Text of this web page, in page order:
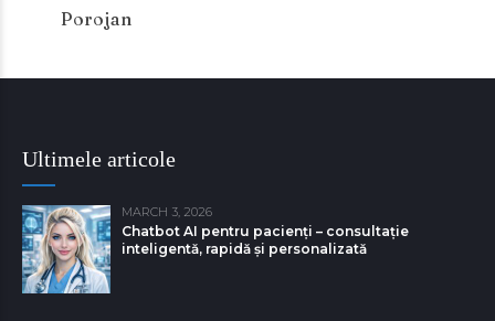
Porojan
Ultimele articole
MARCH 3, 2026
Chatbot AI pentru pacienți – consultație
inteligentă, rapidă și personalizată